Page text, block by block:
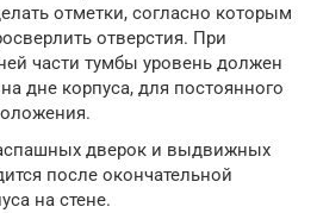
отметки, согласно которым
отверстия. При
части тумбы уровень должен
дне корпуса, для постоянного
дверок и выдвижных
после окончательной
на стене.